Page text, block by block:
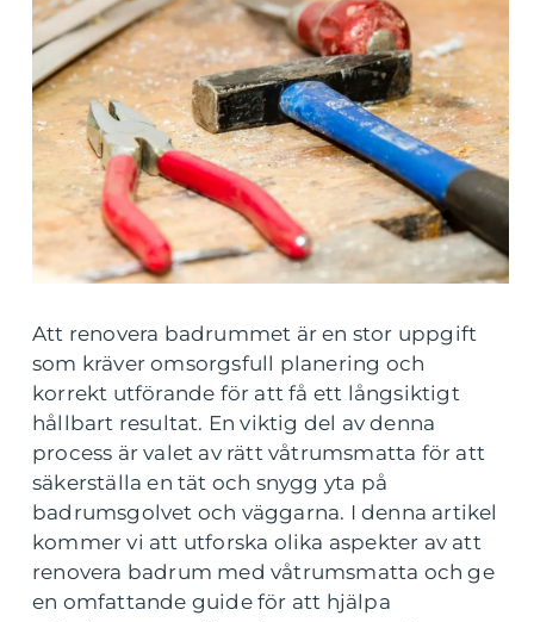
Att renovera badrummet är en stor uppgift
som kräver omsorgsfull planering och
korrekt utförande för att få ett långsiktigt
hållbart resultat. En viktig del av denna
process är valet av rätt våtrumsmatta för att
säkerställa en tät och snygg yta på
badrumsgolvet och väggarna. I denna artikel
kommer vi att utforska olika aspekter av att
renovera badrum med våtrumsmatta och ge
en omfattande guide för att hjälpa